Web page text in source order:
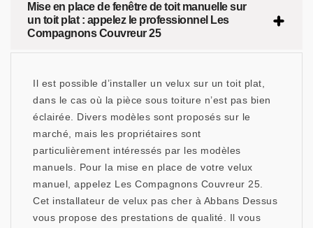
Mise en place de fenêtre de toit manuelle sur
un toit plat : appelez le professionnel Les
Compagnons Couvreur 25
Il est possible d’installer un velux sur un toit plat,
dans le cas où la pièce sous toiture n’est pas bien
éclairée. Divers modèles sont proposés sur le
marché, mais les propriétaires sont
particulièrement intéressés par les modèles
manuels. Pour la mise en place de votre velux
manuel, appelez Les Compagnons Couvreur 25.
Cet installateur de velux pas cher à Abbans Dessus
vous propose des prestations de qualité. Il vous